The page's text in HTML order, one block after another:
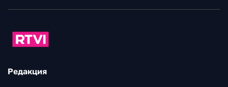
Редакция